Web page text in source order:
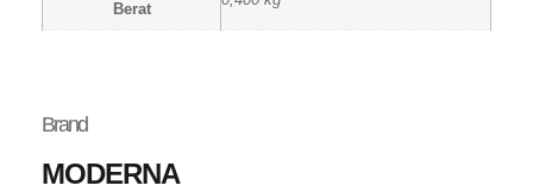
Berat
Brand
MODERNA